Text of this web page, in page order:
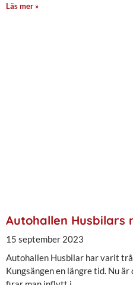
Läs mer »
Autohallen Husbilars
15 september 2023
Autohallen Husbilar har varit
Kungsängen en längre tid. Nu